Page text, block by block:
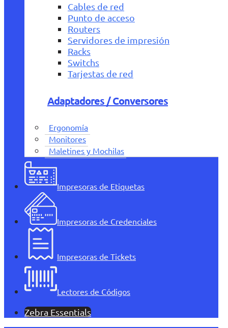
Cables de red
Punto de acceso
Routers
Servidores de impresión
Racks
Switchs
Tarjestas de red
Adaptadores / Conversores
Ergonomía
Monitores
Maletines y Mochilas
Impresoras de Etiquetas
Impresoras de Credenciales
Impresoras de Tickets
Lectores de Códigos
Zebra Essentials